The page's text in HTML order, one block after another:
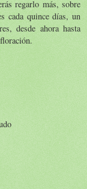
regarlo más, sobre
cada quince días, un
desde ahora hasta